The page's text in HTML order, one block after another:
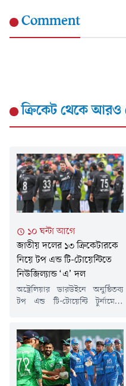
Comment
ক্রিকেটথেকে আরও
১০ ঘন্টা আগে
জাতীয় দলের ১৩ ক্রিকেটারকে
নিয়ে টপ এন্ড টি-টোয়েন্টিতে
নিউজিল্যান্ড ‘এ’ দল
অস্ট্রেলিয়ার ডারউইনে অনুষ্ঠিতব্য
টপ এন্ড টি-টোয়েন্টি টুর্নামেন্টে
এই স্কোয়াডে রাখা হয়েছে জাতীয়
দলের হয়ে আন্তর্জাতিক ক্রিকেট
খেলা ১৩ ক্রিকেটারকে। টি-টোয়েন্টি
আসর শেষে কিউইরা ৫০ ওভারের